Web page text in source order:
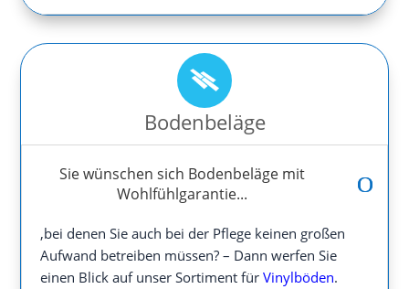
Bodenbeläge
Sie wünschen sich Bodenbeläge mit
Wohlfühlgarantie...
,bei denen Sie auch bei der Pflege keinen großen
Aufwand betreiben müssen? – Dann werfen Sie
einen Blick auf unser Sortiment fürVinylböden.